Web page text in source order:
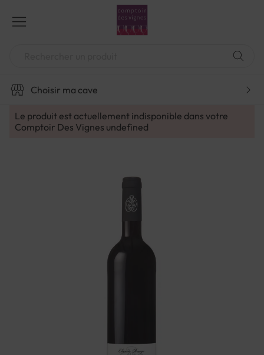
contenu
Choisir ma cave
Le produit est actuellement indisponible dans votre
Comptoir Des Vignes undefined